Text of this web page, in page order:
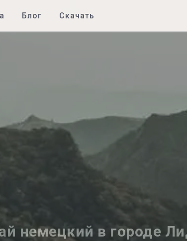
Блог Скачать
немецкий в городе